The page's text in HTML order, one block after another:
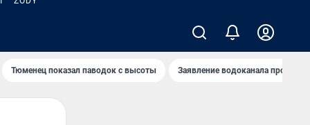
Тюменец показал паводок с высоты Заявление водоканала про